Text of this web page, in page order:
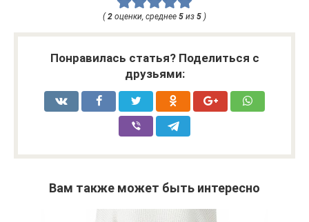
(2 оценки, среднее 5 из 5 )
Понравилась статья? Поделиться с
друзьями:
Вам также может быть интересно